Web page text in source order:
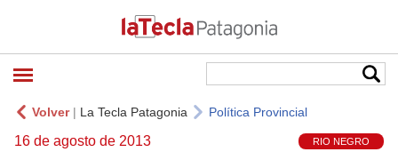
Volver| La Tecla Patagonia Política Provincial
16 de agosto de 2013 RIO NEGRO